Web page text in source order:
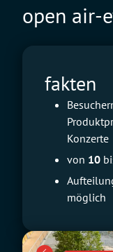
open air-
fakten
Konzerte
von 10
möglich